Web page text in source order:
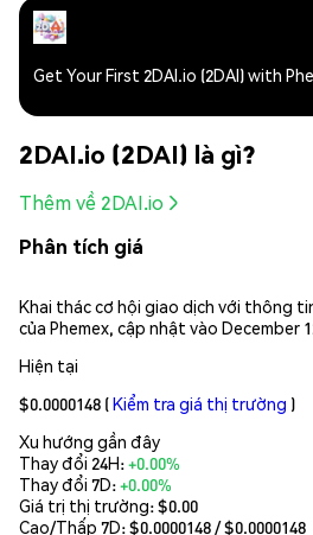
Get Your First 2DAI.io (2DAI) with
2DAI.io (2DAI) là gì?
Thêm về 2DAI.io
Phân tích giá
Khai thác cơ hội giao dịch với thông
của Phemex, cập nhật vào December
Hiện tại
$0.0000148 (Kiểm tra giá thị trường )
Xu hướng gần đây
Thay đổi 24H:+0.00%
Thay đổi 7D:+0.00%
Giá trị thị trường:$0.00
Cao/Thấp 7D: $0.0000148/ $0.0000148